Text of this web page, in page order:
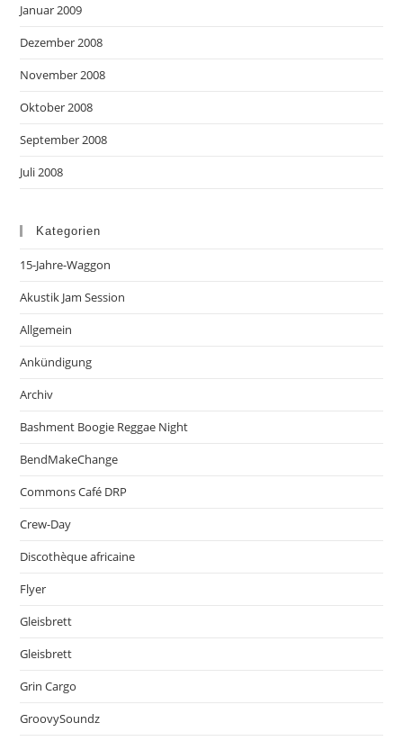
Januar 2009
Dezember 2008
November 2008
Oktober 2008
September 2008
Juli 2008
Kategorien
15-Jahre-Waggon
Akustik Jam Session
Allgemein
Ankündigung
Archiv
Bashment Boogie Reggae Night
BendMakeChange
Commons Café DRP
Crew-Day
Discothèque africaine
Flyer
Gleisbrett
Gleisbrett
Grin Cargo
GroovySoundz